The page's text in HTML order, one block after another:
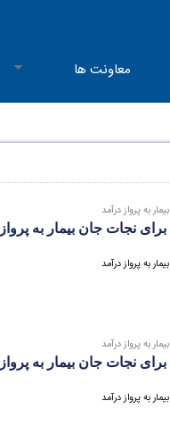
معاونت ها
به پرواز درآمد
نجات جان بیمار به
به پرواز درآمد
به پرواز درآمد
نجات جان بیمار به
به پرواز درآمد